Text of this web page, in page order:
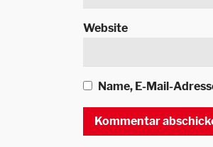
Website
Name, E-Mail-